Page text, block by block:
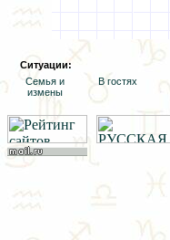
Ситуации:
Семья и
измены
В гостях